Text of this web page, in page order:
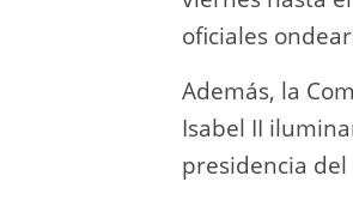
oficiales
Además, la
Isabel II
presidencia